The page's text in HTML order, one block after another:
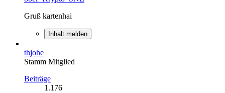
Gruß kartenhai
Inhalt melden
thjohe
Stamm Mitglied
Beiträge
1.176